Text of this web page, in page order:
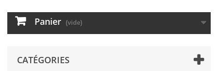
Panier (vide)
CATÉGORIES